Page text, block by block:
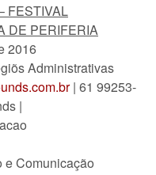
FESTIVAL
DE PERIFERIA
2016
Administrativas
| 61 99253-
|
e Comunicação